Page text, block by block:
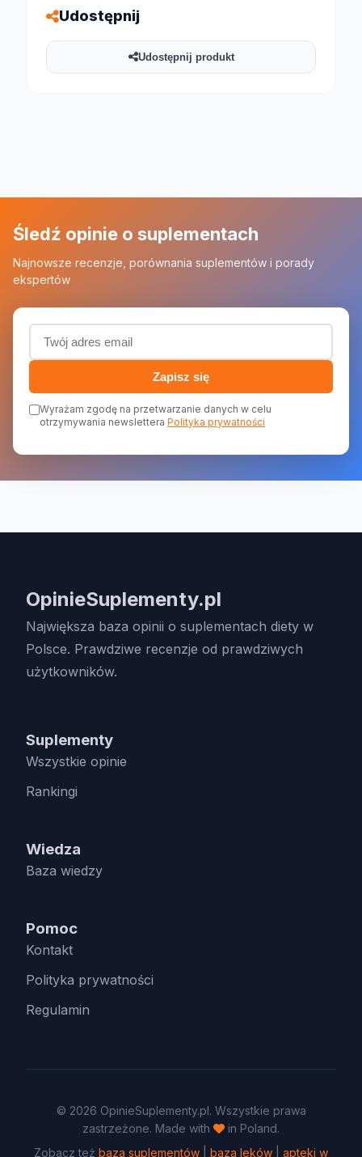
Udostępnij
Udostępnij produkt
Śledź opinie o suplementach
Najnowsze recenzje, porównania suplementów i porady
ekspertów
Adres email (wymagany)
Zapisz się
Wyrażam zgodę na przetwarzanie danych w celu
otrzymywania newslettera Polityka prywatności
OpinieSuplementy.pl
Największa baza opinii o suplementach diety w
Polsce. Prawdziwe recenzje od prawdziwych
użytkowników.
Suplementy
Wszystkie opinie
Rankingi
Wiedza
Baza wiedzy
Pomoc
Kontakt
Polityka prywatności
Regulamin
© 2026 OpinieSuplementy.pl. Wszystkie prawa
zastrzeżone. Made with
in Poland.
Zobacz też baza suplementów baza leków apteki w